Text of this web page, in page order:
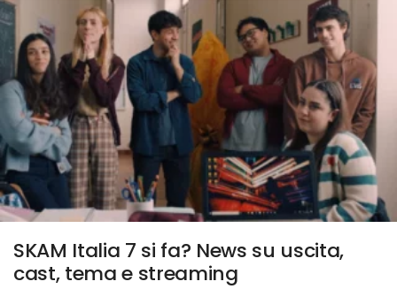
SKAM Italia 7 si fa? News su uscita,
cast, tema e streaming